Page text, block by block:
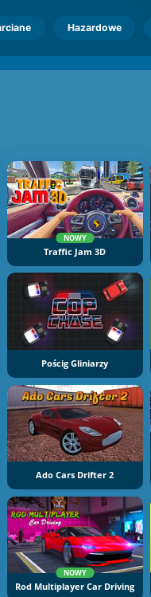
Hazardowe
NOWY
Traffic Jam 3D
Pościg Gliniarzy
Ado Cars Drifter 2
NOWY
Rod Multiplayer Car Driving